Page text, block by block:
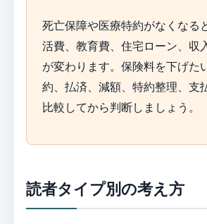
死亡保障や医療特約がなくなる
活費、教育費、住宅ローン、収
が変わります。保険料を下げた
約、払済、減額、特約整理、支
比較してから判断しましょう。
読者タイプ別の考え方